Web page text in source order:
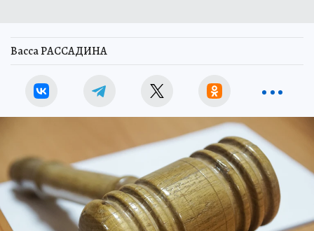
Васса РАССАДИНА